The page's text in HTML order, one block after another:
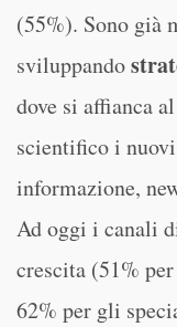
(55%). Sono già
sviluppando
dove si affianca
scientifico i
informazione,
Ad oggi i canali
crescita (51%
62% per gli